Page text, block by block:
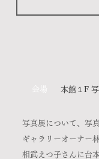
​会場 本館１F
写真展について、写
ギャラリーオーナー
相武えつ子さんに台